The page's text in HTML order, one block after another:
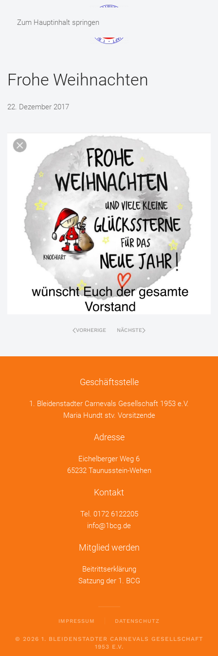
Zum Hauptinhalt springen
MENÜ
Frohe Weihnachten
22. Dezember 2017
VORHERIGE NÄCHSTE
Geschäftsstelle
1. Bleidenstadter Carnevals Gesellschaft 1953 e.V.
Maria Hundt stv. Vorsitzende
Adresse
Eichelberger Weg 6
65232 Taunusstein-Wehen
Kontakt
Tel. 0172 6122205
info@1bcg.de
Mitglied werden
Beitrittserklärung
Satzung der 1. BCG
IMPRESSUM DATENSCHUTZ
© 2026 1. BLEIDENSTADTER CARNEVALS GESELLSCHAFT
1953 E.V.